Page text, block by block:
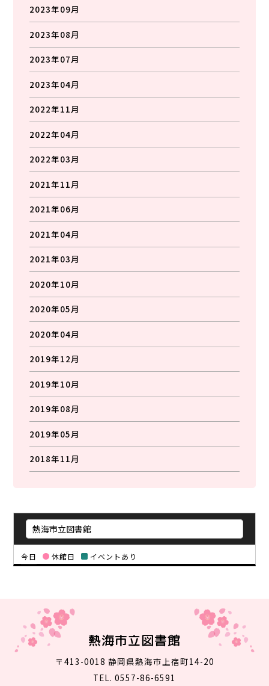
今日 休館日 イベントあり
2023年09月
2023年08月
2023年07月
2023年04月
2022年11月
2022年04月
2022年03月
2021年11月
2021年06月
2021年04月
2021年03月
2020年10月
2020年05月
2020年04月
2019年12月
2019年10月
2019年08月
2019年05月
2018年11月
熱海市立図書館
〒413-0018 静岡県熱海市上宿町14-20
TEL. 0557-86-6591